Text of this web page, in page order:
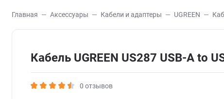
Главная Аксессуары Кабели и адаптеры UGREEN
Кабель UGREEN US287 USB-A to
0 отзывов